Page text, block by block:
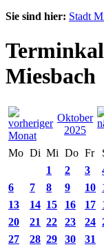
Sie sind hier: Stadt
Miesbach
Oktober
2025
Mo Di Mi Do Fr
1
2 3
6
7 8 9 10
13
14 15 16 17
20
21 22 23 24
27
28 29 30
31